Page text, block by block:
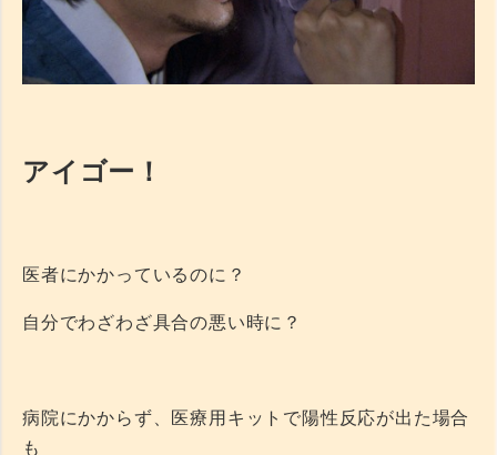
アイゴー！
医者にかかっているのに？
自分でわざわざ具合の悪い時に？
病院にかからず、医療用キットで陽性反応が出た場合
も